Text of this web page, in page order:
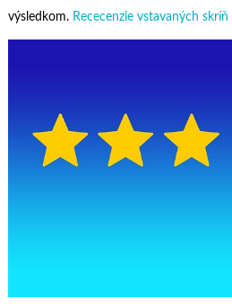
výsledkom. Rececenzie vstavaných skríň